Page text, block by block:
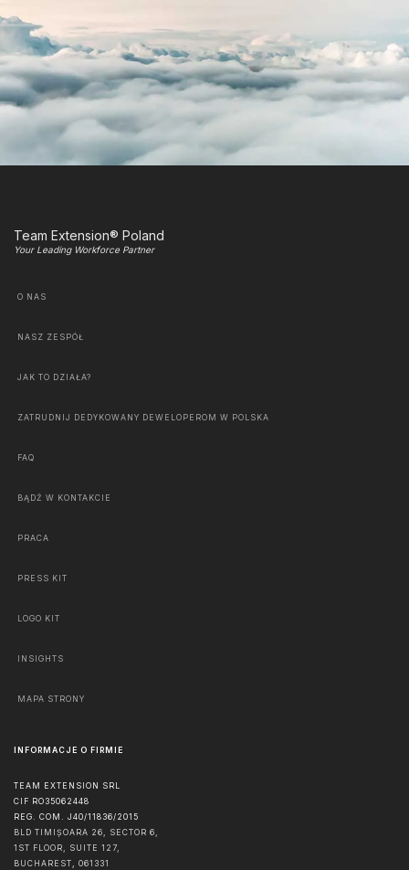
Team Extension® Poland
Your Leading Workforce Partner
O NAS
NASZ ZESPÓŁ
JAK TO DZIAŁA?
ZATRUDNIJ DEDYKOWANY DEWELOPEROM W POLSKA
FAQ
BĄDŹ W KONTAKCIE
PRACA
PRESS KIT
LOGO KIT
INSIGHTS
MAPA STRONY
INFORMACJE O FIRMIE
TEAM EXTENSION SRL
CIF RO35062448
REG. COM. J40/11836/2015
BLD TIMIȘOARA 26, SECTOR 6,
1ST FLOOR, SUITE 127,
BUCHAREST, 061331